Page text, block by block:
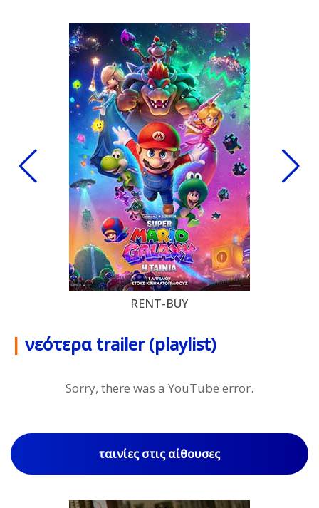
RENT-BUY
| νεότερα trailer (playlist)
Sorry, there was a YouTube error.
ταινίες στις αίθουσες